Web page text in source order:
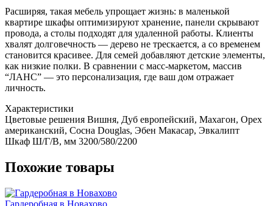
Расширяя, такая мебель упрощает жизнь: в маленькой
квартире шкафы оптимизируют хранение, панели скрывают
провода, а столы подходят для удаленной работы. Клиенты
хвалят долговечность — дерево не трескается, а со временем
становится красивее. Для семей добавляют детские элементы,
как низкие полки. В сравнении с масс-маркетом, массив
“ЛАНС” — это персонализация, где ваш дом отражает
личность.
Характеристики
Цветовые решения Вишня, Дуб европейский, Махагон, Орех
американский, Сосна Douglas, Эбен Макасар, Эвкалипт
Шкаф Ш/Г/В, мм 3200/580/2200
Похожие товары
Гардеробная в Новахово